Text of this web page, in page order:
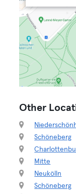
Other
Schöneberg
Mitte
Neukölln
Schöneberg